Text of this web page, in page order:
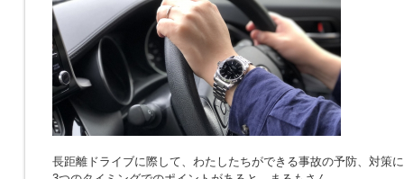
長距離ドライブに際して、わたしたちができる事故の予防、対策